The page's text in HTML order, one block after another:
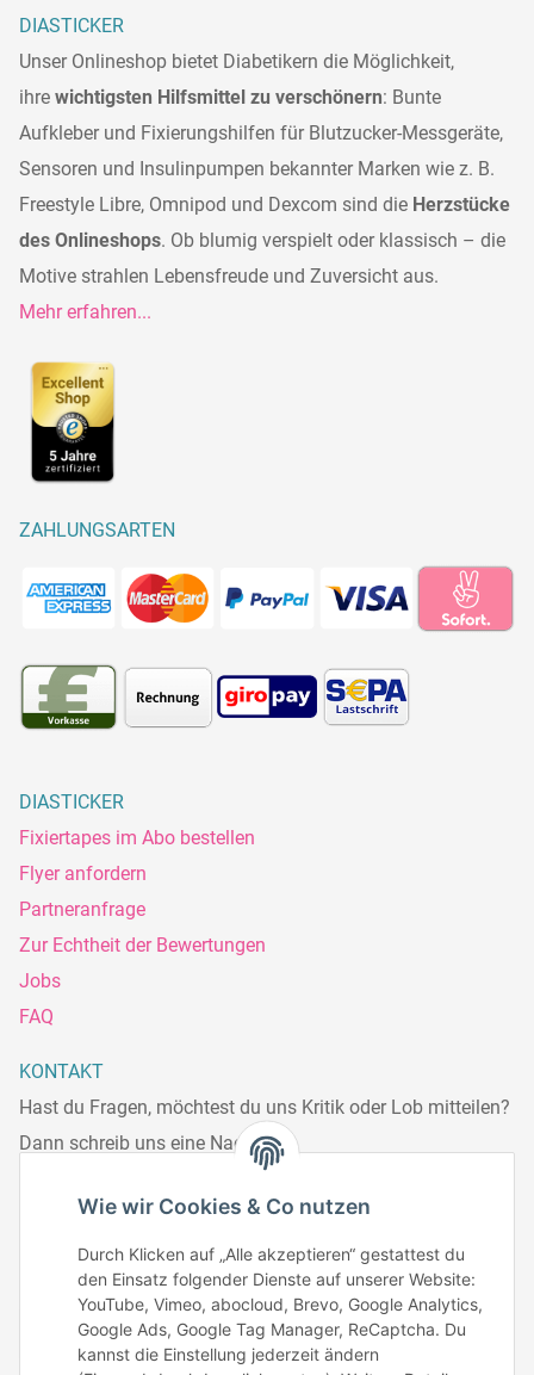
Wie wir Cookies & Co nutzen
Durch Klicken auf „Alle akzeptieren“ gestattest du
den Einsatz folgender Dienste auf unserer Website:
YouTube, Vimeo, abocloud, Brevo, Google Analytics,
Google Ads, Google Tag Manager, ReCaptcha. Du
kannst die Einstellung jederzeit ändern
DIASTICKER
Unser Onlineshop bietet Diabetikern die Möglichkeit,
ihre wichtigsten Hilfsmittel zu verschönern: Bunte
Aufkleber und Fixierungshilfen für Blutzucker-Messgeräte,
Sensoren und Insulinpumpen bekannter Marken wie z. B.
Freestyle Libre, Omnipod und Dexcom sind die Herzstücke
des Onlineshops. Ob blumig verspielt oder klassisch – die
Motive strahlen Lebensfreude und Zuversicht aus.
Mehr erfahren...
ZAHLUNGSARTEN
DIASTICKER
Fixiertapes im Abo bestellen
Flyer anfordern
Partneranfrage
Zur Echtheit der Bewertungen
Jobs
FAQ
KONTAKT
Hast du Fragen, möchtest du uns Kritik oder Lob mitteilen?
Dann schreib uns eine Nachricht.
Telefonisch erreichst du uns:
Telefonnr.: 0951/70045771
Zum Kontakt